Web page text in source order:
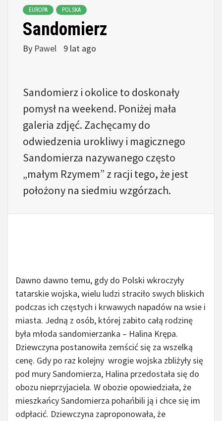
EUROPA POLSKA
Sandomierz
By Pawel 9 lat ago
Sandomierz i okolice to doskonały
pomysł na weekend. Poniżej mała
galeria zdjęć. Zachęcamy do
odwiedzenia urokliwy i magicznego
Sandomierza nazywanego często
„małym Rzymem” z racji tego, że jest
położony na siedmiu wzgórzach.
Dawno dawno temu, gdy do Polski wkroczyły
tatarskie wojska, wielu ludzi straciło swych bliskich
podczas ich częstych i krwawych napadów na wsie i
miasta. Jedną z osób, której zabito całą rodzinę
była młoda sandomierzanka – Halina Krępa.
Dziewczyna postanowiła zemścić się za wszelką
cenę. Gdy po raz kolejny wrogie wojska zbliżyły się
pod mury Sandomierza, Halina przedostała się do
obozu nieprzyjaciela. W obozie opowiedziała, że
mieszkańcy Sandomierza pohańbili ją i chce się im
odpłacić. Dziewczyna zaproponowała, że